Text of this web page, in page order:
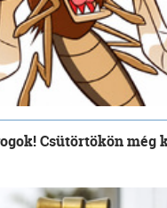
Csütörtökön még